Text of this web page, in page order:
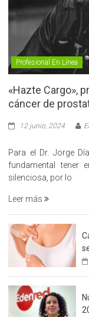
Profesional En Línea
«Hazte Cargo»,
cáncer de
12 junio, 2024
Para el Dr. Jorge
fundamental tener
silenciosa, por lo
Leer más